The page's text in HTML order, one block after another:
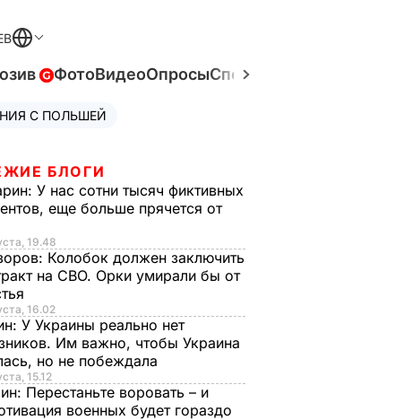
ФотоВидеоОпросыСпецпроекты
С ПОЛЬШЕЙ
БЛОГИ
У нас сотни тысяч фиктивных
еще больше прячется от
19.48
Колобок должен заключить
на СВО. Орки умирали бы от
16.02
У Украины реально нет
Им важно, чтобы Украина
но не побеждала
15.12
Перестаньте воровать – и
военных будет гораздо